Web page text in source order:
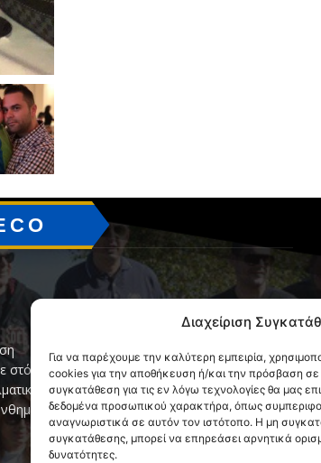
Διαχείριση
Για να παρέχουμε την καλύτερη εμπειρία,
cookies για την αποθήκευση ή/και την πρόσβαση
συγκατάθεση για τις εν λόγω τεχνολογίες θα μας
δεδομένα προσωπικού χαρακτήρα, όπως
αναγνωριστικά σε αυτόν τον ιστότοπο. Η μη
συγκατάθεσης, μπορεί να επηρεάσει αρνητικά
δυνατότητες.
στόχο